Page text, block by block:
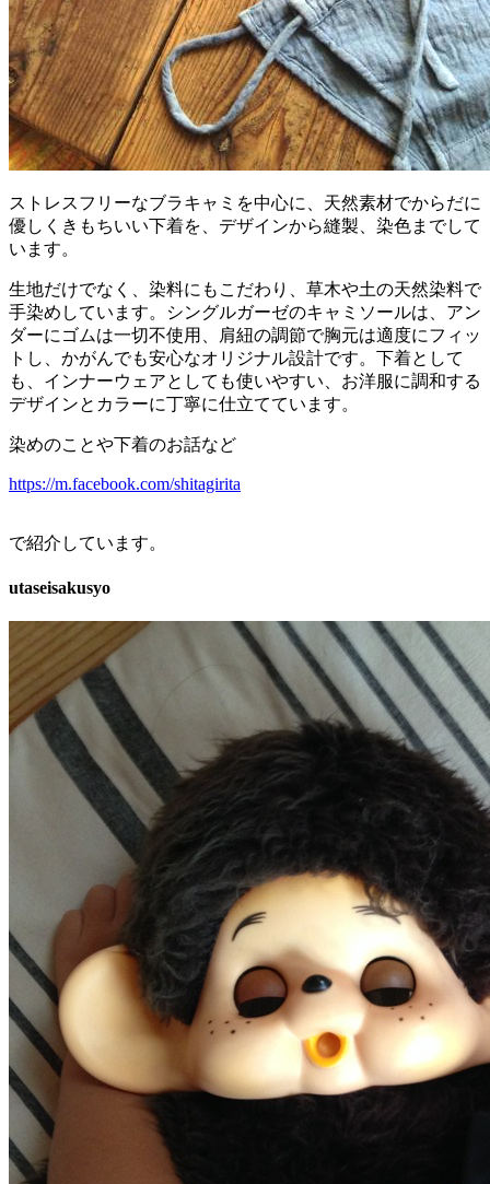
ストレスフリーなブラキャミを中心に、天然素材でからだに
優しくきもちいい下着を、デザインから縫製、染色までして
います。
生地だけでなく、染料にもこだわり、草木や土の天然染料で
手染めしています。シングルガーゼのキャミソールは、アン
ダーにゴムは一切不使用、肩紐の調節で胸元は適度にフィッ
トし、かがんでも安心なオリジナル設計です。下着として
も、インナーウェアとしても使いやすい、お洋服に調和する
デザインとカラーに丁寧に仕立てています。
染めのことや下着のお話など
https://m.facebook.com/shitagirita
で紹介しています。
utaseisakusyo